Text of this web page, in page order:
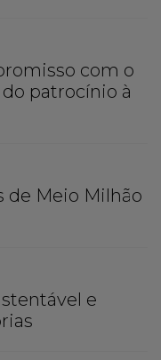
com o
patrocínio à
Meio Milhão
e